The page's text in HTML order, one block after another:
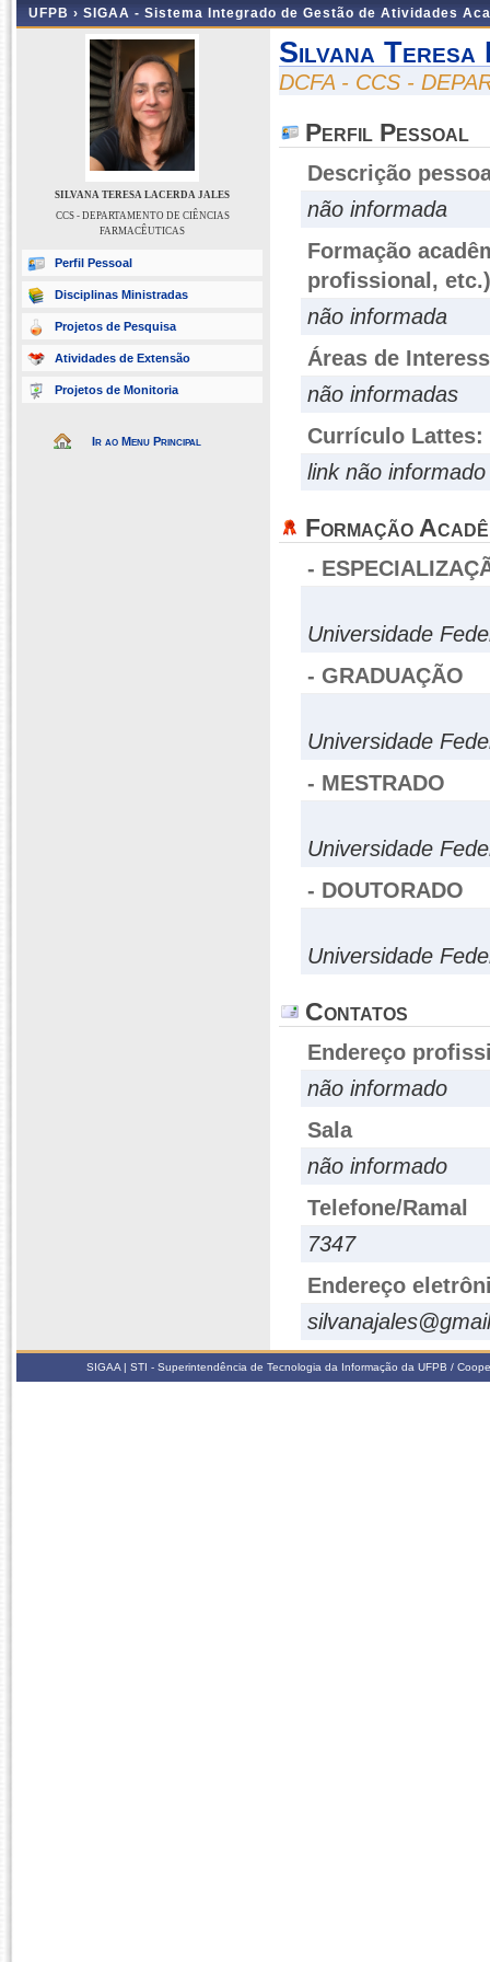
UFPB › SIGAA - Sistema Integrado de Gestão de Atividades
SILVANA TERESA LACERDA JALES
CCS - DEPARTAMENTO DE CIÊNCIAS
FARMACÊUTICAS
Perfil Pessoal
Disciplinas Ministradas
Projetos de Pesquisa
Atividades de Extensão
Projetos de Monitoria
Ir ao Menu Principal
Silvana
DCFA - CCS -
Perfil Pessoal
Descrição
não informada
Formação
profissional, etc.)
não informada
Áreas de
não informadas
Currículo Lattes:
link não informado
Formação
-
Universidade
- GRADUAÇÃO
Universidade
- MESTRADO
Universidade
- DOUTORADO
Universidade
Contatos
Endereço
não informado
Sala
não informado
Telefone/Ramal
7347
Endereço
SIGAA | STI - Superintendência de Tecnologia da Informação da UFPB /